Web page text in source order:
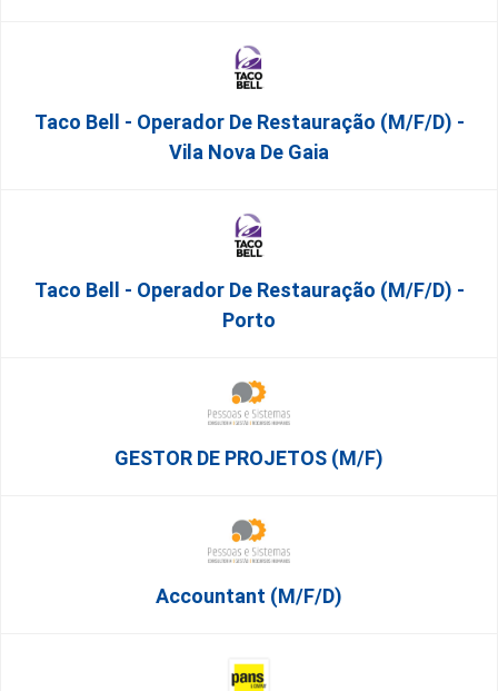
Taco Bell - Operador De Restauração (m/f/d) -
Vila Nova De Gaia
Taco Bell - Operador De Restauração (m/f/d) -
Porto
GESTOR DE PROJETOS (m/f)
Accountant (m/f/d)